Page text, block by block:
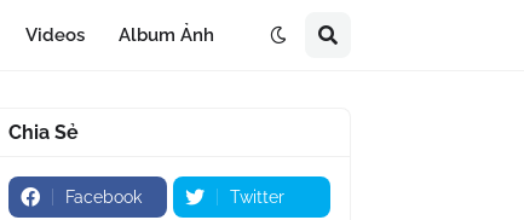
Videos Album Ảnh
Chia Sẻ
Facebook Twitter